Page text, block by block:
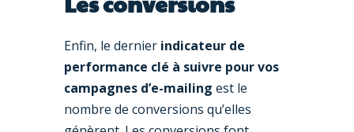
Enfin, le dernier indicateur de
performance clé à suivre pour vos
campagnes d’e-mailing est le
nombre de conversions qu’elles